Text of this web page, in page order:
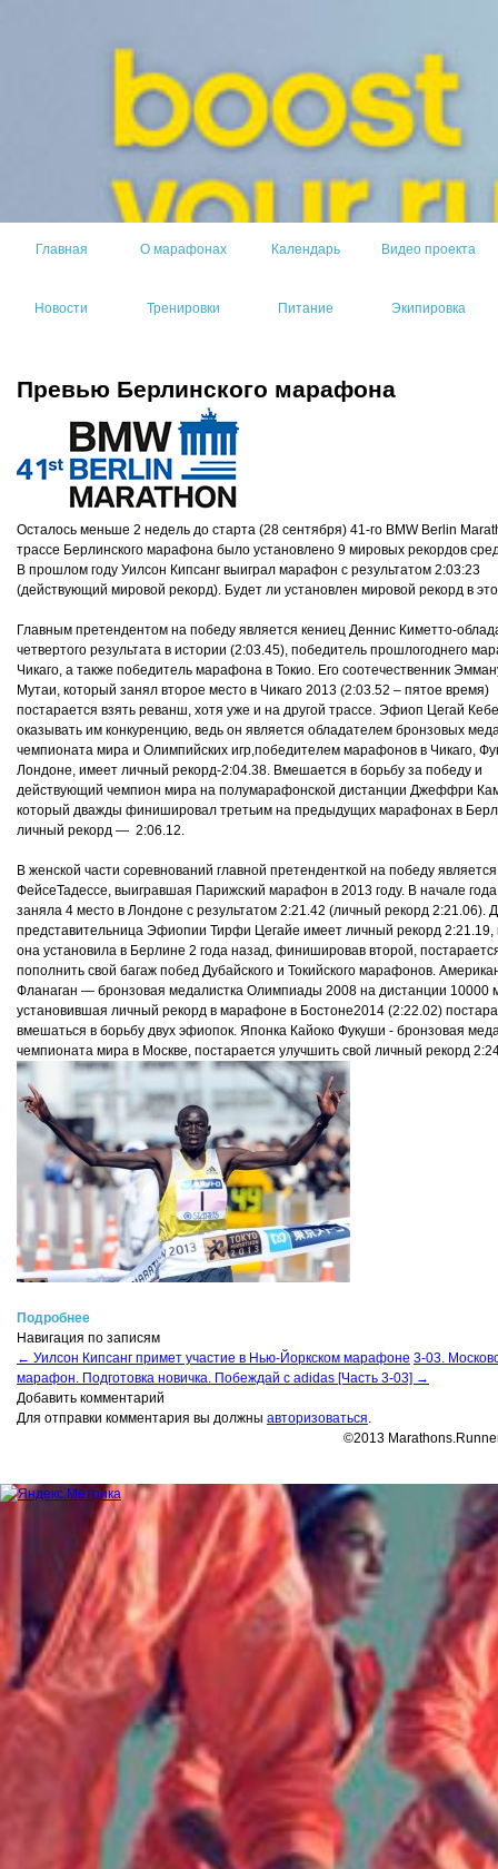
Главная О марафонах Календарь Видео проекта
Новости Тренировки Питание Экипировка
Превью Берлинского марафона
Осталось меньше 2 недель до старта (28 сентября) 41-го BMW Berlin
трассе Берлинского марафона было установлено 9 мировых рекордов
В прошлом году Уилсон Кипсанг выиграл марафон с результатом 2:03:23
(действующий мировой рекорд). Будет ли установлен мировой рекорд в
Главным претендентом на победу является кениец Деннис Киметто-
четвертого результата в истории (2:03.45), победитель прошлогоднего
Чикаго, а также победитель марафона в Токио. Его соотечественник
Мутаи, который занял второе место в Чикаго 2013 (2:03.52 – пятое время)
постарается взять реванш, хотя уже и на другой трассе. Эфиоп Цегай
оказывать им конкуренцию, ведь он является обладателем бронзовых
чемпионата мира и Олимпийских игр,победителем марафонов в Чикаго,
Лондоне, имеет личный рекорд-2:04.38. Вмешается в борьбу за победу и
действующий чемпион мира на полумарафонской дистанции Джеффри
который дважды финишировал третьим на предыдущих марафонах в
личный рекорд — 2:06.12.
В женской части соревнований главной претенденткой на победу
ФейсеТадессе, выигравшая Парижский марафон в 2013 году. В начале
заняла 4 место в Лондоне с результатом 2:21.42 (личный рекорд 2:21.06).
представительница Эфиопии Тирфи Цегайе имеет личный рекорд 2:21.19,
она установила в Берлине 2 года назад, финишировав второй,
пополнить свой багаж побед Дубайского и Токийского марафонов.
Фланаган — бронзовая медалистка Олимпиады 2008 на дистанции 10000
установившая личный рекорд в марафоне в Бостоне2014 (2:22.02)
вмешаться в борьбу двух эфиопок. Японка Кайоко Фукуши - бронзовая
чемпионата мира в Москве, постарается улучшить свой личный рекорд
Подробнее
Навигация по записям
← Уилсон Кипсанг примет участие в Нью-Йоркском марафоне 3-03.
марафон. Подготовка новичка. Побеждай с adidas [Часть 3-03] →
Добавить комментарий
Для отправки комментария вы должны авторизоваться.
©2013